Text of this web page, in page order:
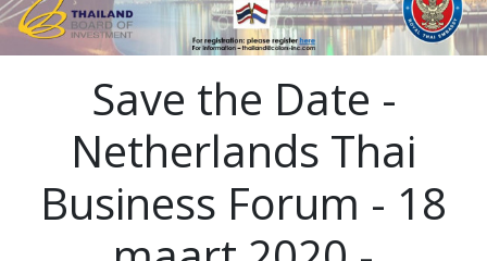
Save the Date -
Netherlands Thai
Business Forum - 18